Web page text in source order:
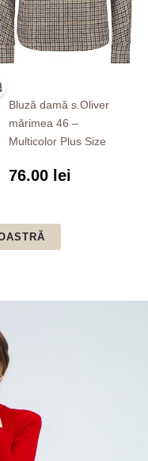
Bluză damă s.Oliver
mărimea 46 –
Multicolor Plus Size
76.00 lei